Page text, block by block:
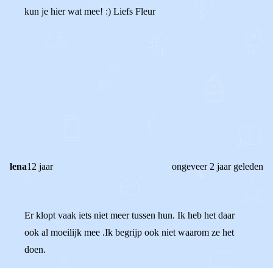
kun je hier wat mee! :) Liefs Fleur
lena12 jaar ongeveer 2 jaar geleden
Er klopt vaak iets niet meer tussen hun. Ik heb het daar
ook al moeilijk mee .Ik begrijp ook niet waarom ze het
doen.